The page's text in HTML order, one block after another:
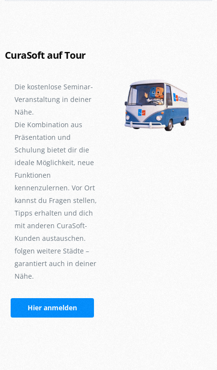
CuraSoft auf Tour
Die kostenlose Seminar-
Veranstaltung in deiner
Nähe.
Die Kombination aus
Präsentation und
Schulung bietet dir die
ideale Möglichkeit, neue
Funktionen
kennenzulernen. Vor Ort
kannst du Fragen stellen,
Tipps erhalten und dich
mit anderen CuraSoft-
Kunden austauschen.
folgen weitere Städte –
garantiert auch in deiner
Nähe.
Hier anmelden